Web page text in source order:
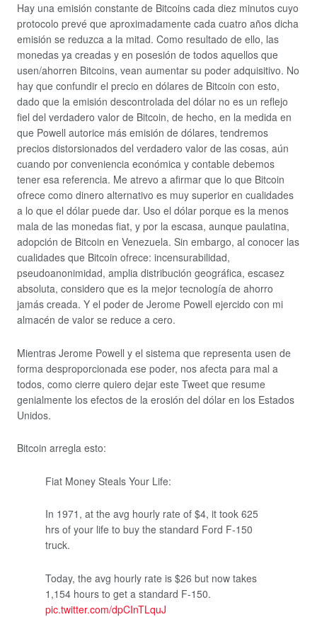
Hay una emisión constante de Bitcoins cada diez minutos cuyo
protocolo prevé que aproximadamente cada cuatro años dicha
emisión se reduzca a la mitad. Como resultado de ello, las
monedas ya creadas y en posesión de todos aquellos que
usen/ahorren Bitcoins, vean aumentar su poder adquisitivo. No
hay que confundir el precio en dólares de Bitcoin con esto,
dado que la emisión descontrolada del dólar no es un reflejo
fiel del verdadero valor de Bitcoin, de hecho, en la medida en
que Powell autorice más emisión de dólares, tendremos
precios distorsionados del verdadero valor de las cosas, aún
cuando por conveniencia económica y contable debemos
tener esa referencia. Me atrevo a afirmar que lo que Bitcoin
ofrece como dinero alternativo es muy superior en cualidades
a lo que el dólar puede dar. Uso el dólar porque es la menos
mala de las monedas fiat, y por la escasa, aunque paulatina,
adopción de Bitcoin en Venezuela. Sin embargo, al conocer las
cualidades que Bitcoin ofrece: incensurabilidad,
pseudoanonimidad, amplia distribución geográfica, escasez
absoluta, considero que es la mejor tecnología de ahorro
jamás creada. Y el poder de Jerome Powell ejercido con mi
almacén de valor se reduce a cero.
Mientras Jerome Powell y el sistema que representa usen de
forma desproporcionada ese poder, nos afecta para mal a
todos, como cierre quiero dejar este Tweet que resume
genialmente los efectos de la erosión del dólar en los Estados
Unidos.
Bitcoin arregla esto:
Fiat Money Steals Your Life:
In 1971, at the avg hourly rate of $4, it took 625
hrs of your life to buy the standard Ford F-150
truck.
Today, the avg hourly rate is $26 but now takes
1,154 hours to get a standard F-150.
pic.twitter.com/dpCInTLquJ